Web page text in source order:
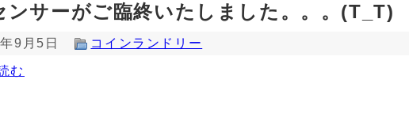
ンサーがご臨終いたしました。。。(T_T)
9月5日 コインランドリー
む